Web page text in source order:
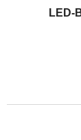
LED-